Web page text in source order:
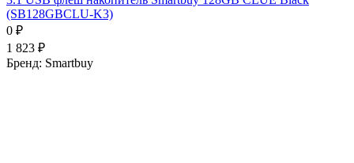
(SB128GBCLU-K3)
0 ₽
1 823 ₽
Бренд: Smartbuy